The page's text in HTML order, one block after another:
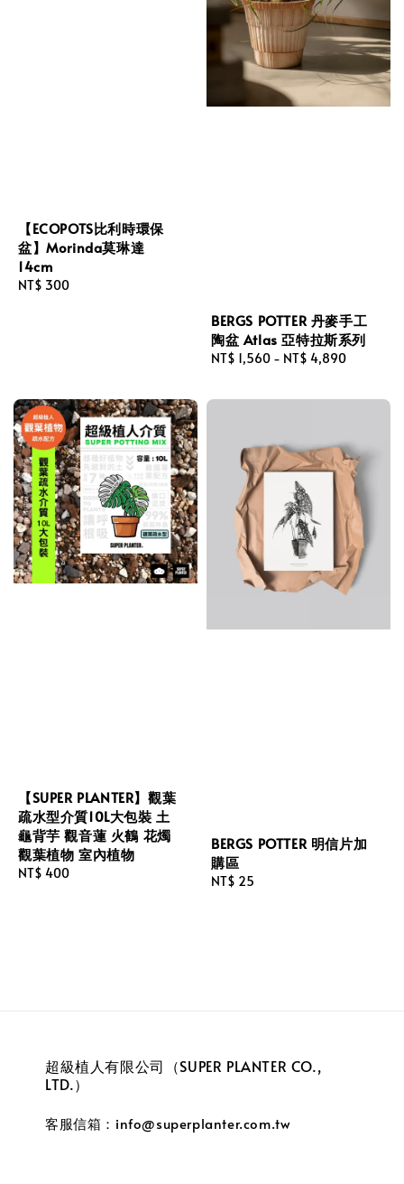
【ECOPOTS比利時環保
盆】Morinda莫琳達
14cm
Regular
NT$ 300
BERGS POTTER 丹麥手工
陶盆 Atlas 亞特拉斯系列
Regular
NT$ 1,560 - NT$ 4,890
【SUPER PLANTER】觀葉
疏水型介質10L大包裝 土
龜背芋 觀音蓮 火鶴 花燭
觀葉植物 室內植物
Regular
NT$ 400
BERGS POTTER 明信片加
購區
Regular
NT$ 25
超級植人有限公司（SUPER PLANTER CO.,
LTD.）
客服信箱：info@superplanter.com.tw